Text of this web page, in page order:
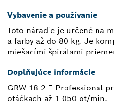
Vybavenie a používanie
Toto náradie je určené na
a farby až do 80 kg. Je
miešacími špirálami
Doplňujúce informácie
GRW 18-2 E Professional
otáčkach až 1 050 ot/min.